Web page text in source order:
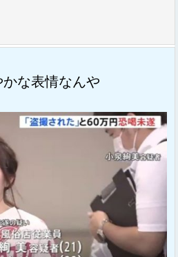
な表情なんや